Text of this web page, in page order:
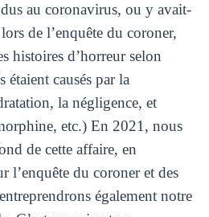
au coronavirus, ou y avait-
de l’enquête du coroner,
histoires d’horreur selon
étaient causés par la
la négligence, et
etc.) En 2021, nous
de cette affaire, en
l’enquête du coroner et des
également notre